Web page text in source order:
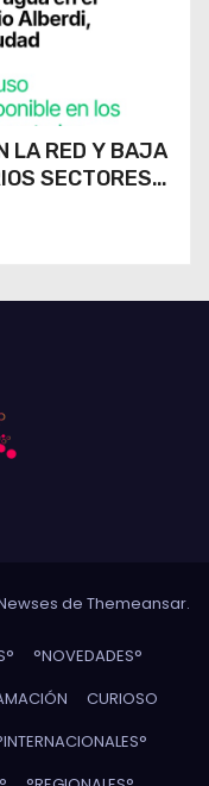
LA RED Y BAJA
SECTORES
de Themeansar.
°NOVEDADES°
CURIOSO